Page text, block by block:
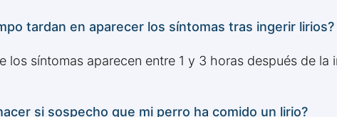
tardan en aparecer los síntomas tras ingerir lirios?
los síntomas aparecen entre 1 y 3 horas después de
si sospecho que mi perro ha comido un lirio?